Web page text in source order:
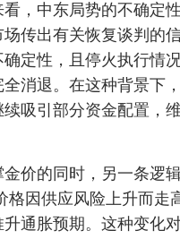
看，中东局势的不确定
传出有关恢复谈判的
定性，且停火执行情
消退。在这种背景下
吸引部分资金配置，
价的同时，另一条逻
格因供应风险上升而走
通胀预期。这种变化